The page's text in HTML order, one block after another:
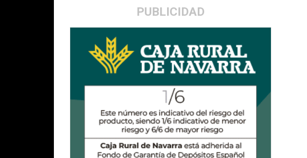
PUBLICIDAD